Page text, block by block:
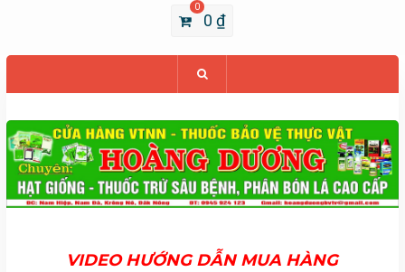
0
0₫
VIDEO HƯỚNG DẪN MUA HÀNG